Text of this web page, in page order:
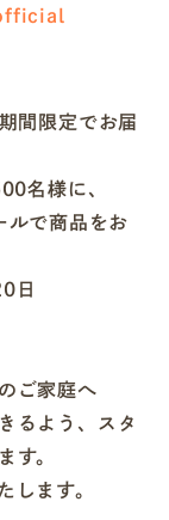
間限定でお届
名様に、
ルで商品をお
日
ご家庭へ
るよう、スタ
す。
します。